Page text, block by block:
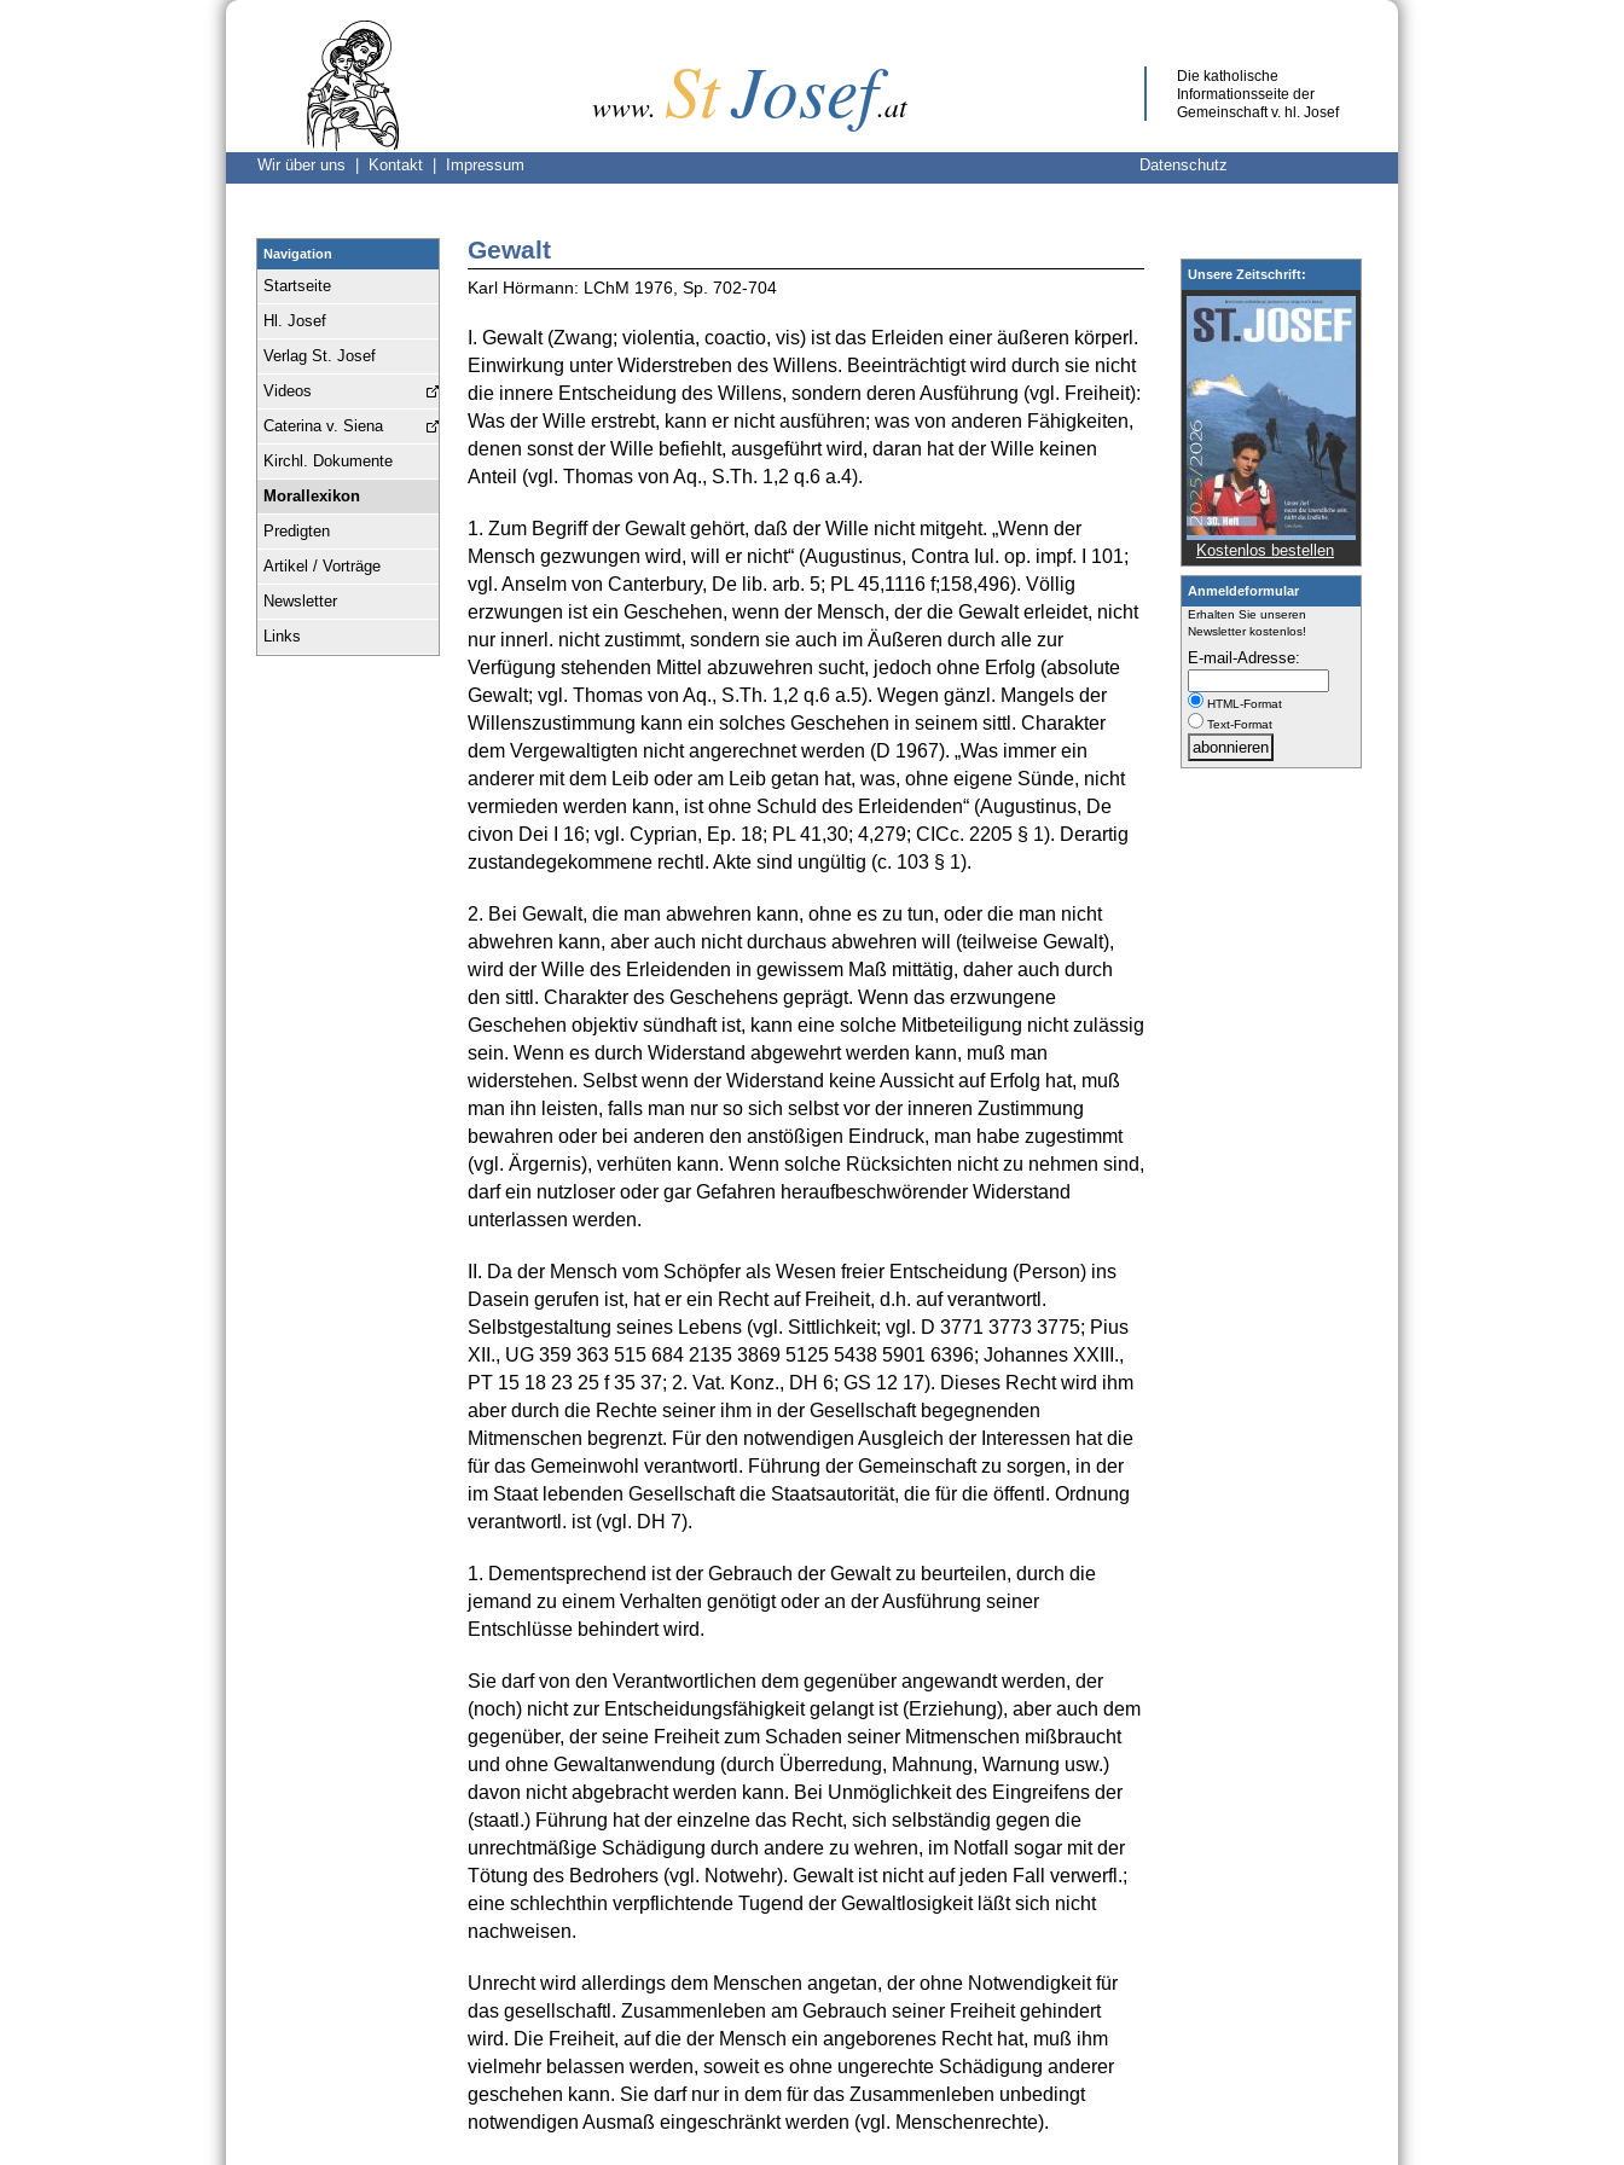
www. StJosef.at
Die katholische
Informationsseite der
Gemeinschaft v. hl. Josef
Wir über uns | Kontakt | Impressum Datenschutz
Navigation
Startseite
Hl. Josef
Verlag St. Josef
Videos
Caterina v. Siena
Kirchl. Dokumente
Morallexikon
Predigten
Artikel / Vorträge
Newsletter
Links
Unsere Zeitschrift:
Kostenlos bestellen
Anmeldeformular
Erhalten Sie unseren
Newsletter kostenlos!
E-mail-Adresse:
HTML-Format
Text-Format
Gewalt
Karl Hörmann: LChM 1976, Sp. 702-704
I. Gewalt (Zwang; violentia, coactio, vis) ist das Erleiden einer äußeren körperl.
Einwirkung unter Widerstreben des Willens. Beeinträchtigt wird durch sie nicht
die innere Entscheidung des Willens, sondern deren Ausführung (vgl. Freiheit):
Was der Wille erstrebt, kann er nicht ausführen; was von anderen Fähigkeiten,
denen sonst der Wille befiehlt, ausgeführt wird, daran hat der Wille keinen
Anteil (vgl. Thomas von Aq., S.Th. 1,2 q.6 a.4).
1. Zum Begriff der Gewalt gehört, daß der Wille nicht mitgeht. „Wenn der
Mensch gezwungen wird, will er nicht“ (Augustinus, Contra Iul. op. impf. I 101;
vgl. Anselm von Canterbury, De lib. arb. 5; PL 45,1116 f;158,496). Völlig
erzwungen ist ein Geschehen, wenn der Mensch, der die Gewalt erleidet, nicht
nur innerl. nicht zustimmt, sondern sie auch im Äußeren durch alle zur
Verfügung stehenden Mittel abzuwehren sucht, jedoch ohne Erfolg (absolute
Gewalt; vgl. Thomas von Aq., S.Th. 1,2 q.6 a.5). Wegen gänzl. Mangels der
Willenszustimmung kann ein solches Geschehen in seinem sittl. Charakter
dem Vergewaltigten nicht angerechnet werden (D 1967). „Was immer ein
anderer mit dem Leib oder am Leib getan hat, was, ohne eigene Sünde, nicht
vermieden werden kann, ist ohne Schuld des Erleidenden“ (Augustinus, De
civon Dei I 16; vgl. Cyprian, Ep. 18; PL 41,30; 4,279; CICc. 2205 § 1). Derartig
zustandegekommene rechtl. Akte sind ungültig (c. 103 § 1).
2. Bei Gewalt, die man abwehren kann, ohne es zu tun, oder die man nicht
abwehren kann, aber auch nicht durchaus abwehren will (teilweise Gewalt),
wird der Wille des Erleidenden in gewissem Maß mittätig, daher auch durch
den sittl. Charakter des Geschehens geprägt. Wenn das erzwungene
Geschehen objektiv sündhaft ist, kann eine solche Mitbeteiligung nicht zulässig
sein. Wenn es durch Widerstand abgewehrt werden kann, muß man
widerstehen. Selbst wenn der Widerstand keine Aussicht auf Erfolg hat, muß
man ihn leisten, falls man nur so sich selbst vor der inneren Zustimmung
bewahren oder bei anderen den anstößigen Eindruck, man habe zugestimmt
(vgl. Ärgernis), verhüten kann. Wenn solche Rücksichten nicht zu nehmen sind,
darf ein nutzloser oder gar Gefahren heraufbeschwörender Widerstand
unterlassen werden.
II. Da der Mensch vom Schöpfer als Wesen freier Entscheidung (Person) ins
Dasein gerufen ist, hat er ein Recht auf Freiheit, d.h. auf verantwortl.
Selbstgestaltung seines Lebens (vgl. Sittlichkeit; vgl. D 3771 3773 3775; Pius
XII., UG 359 363 515 684 2135 3869 5125 5438 5901 6396; Johannes XXIII.,
PT 15 18 23 25 f 35 37; 2. Vat. Konz., DH 6; GS 12 17). Dieses Recht wird ihm
aber durch die Rechte seiner ihm in der Gesellschaft begegnenden
Mitmenschen begrenzt. Für den notwendigen Ausgleich der Interessen hat die
für das Gemeinwohl verantwortl. Führung der Gemeinschaft zu sorgen, in der
im Staat lebenden Gesellschaft die Staatsautorität, die für die öffentl. Ordnung
verantwortl. ist (vgl. DH 7).
1. Dementsprechend ist der Gebrauch der Gewalt zu beurteilen, durch die
jemand zu einem Verhalten genötigt oder an der Ausführung seiner
Entschlüsse behindert wird.
Sie darf von den Verantwortlichen dem gegenüber angewandt werden, der
(noch) nicht zur Entscheidungsfähigkeit gelangt ist (Erziehung), aber auch dem
gegenüber, der seine Freiheit zum Schaden seiner Mitmenschen mißbraucht
und ohne Gewaltanwendung (durch Überredung, Mahnung, Warnung usw.)
davon nicht abgebracht werden kann. Bei Unmöglichkeit des Eingreifens der
(staatl.) Führung hat der einzelne das Recht, sich selbständig gegen die
unrechtmäßige Schädigung durch andere zu wehren, im Notfall sogar mit der
Tötung des Bedrohers (vgl. Notwehr). Gewalt ist nicht auf jeden Fall verwerfl.;
eine schlechthin verpflichtende Tugend der Gewaltlosigkeit läßt sich nicht
nachweisen.
Unrecht wird allerdings dem Menschen angetan, der ohne Notwendigkeit für
das gesellschaftl. Zusammenleben am Gebrauch seiner Freiheit gehindert
wird. Die Freiheit, auf die der Mensch ein angeborenes Recht hat, muß ihm
vielmehr belassen werden, soweit es ohne ungerechte Schädigung anderer
geschehen kann. Sie darf nur in dem für das Zusammenleben unbedingt
notwendigen Ausmaß eingeschränkt werden (vgl. Menschenrechte).